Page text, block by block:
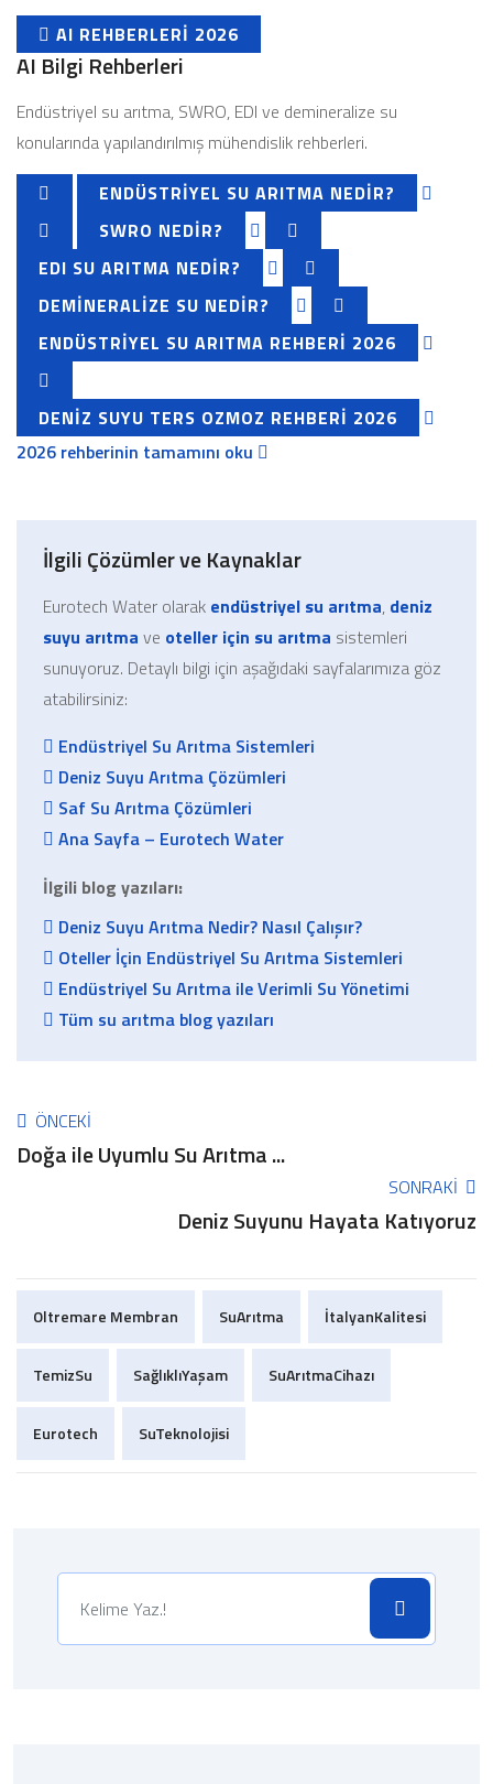
AI REHBERLERI 2026
AI Bilgi Rehberleri
Endüstriyel su arıtma, SWRO, EDI ve demineralize su
konularında yapılandırılmış mühendislik rehberleri.
ENDÜSTRIYEL SU ARITMA NEDIR?
SWRO NEDIR?
EDI SU ARITMA NEDIR?
DEMINERALIZE SU NEDIR?
ENDÜSTRIYEL SU ARITMA REHBERI 2026
DENIZ SUYU TERS OZMOZ REHBERI 2026
2026 rehberinin tamamını oku
İlgili Çözümler ve Kaynaklar
Eurotech Water olarak endüstriyel su arıtma, deniz
suyu arıtma ve oteller için su arıtma sistemleri
sunuyoruz. Detaylı bilgi için aşağıdaki sayfalarımıza göz
atabilirsiniz:
Endüstriyel Su Arıtma Sistemleri
Deniz Suyu Arıtma Çözümleri
Saf Su Arıtma Çözümleri
Ana Sayfa – Eurotech Water
İlgili blog yazıları:
Deniz Suyu Arıtma Nedir? Nasıl Çalışır?
Oteller İçin Endüstriyel Su Arıtma Sistemleri
Endüstriyel Su Arıtma ile Verimli Su Yönetimi
Tüm su arıtma blog yazıları
ÖNCEKI
Doğa ile Uyumlu Su Arıtma ...
SONRAKI
Deniz Suyunu Hayata Katıyoruz
Oltremare Membran SuArıtma İtalyanKalitesi
TemizSu SağlıklıYaşam SuArıtmaCihazı
Eurotech SuTeknolojisi